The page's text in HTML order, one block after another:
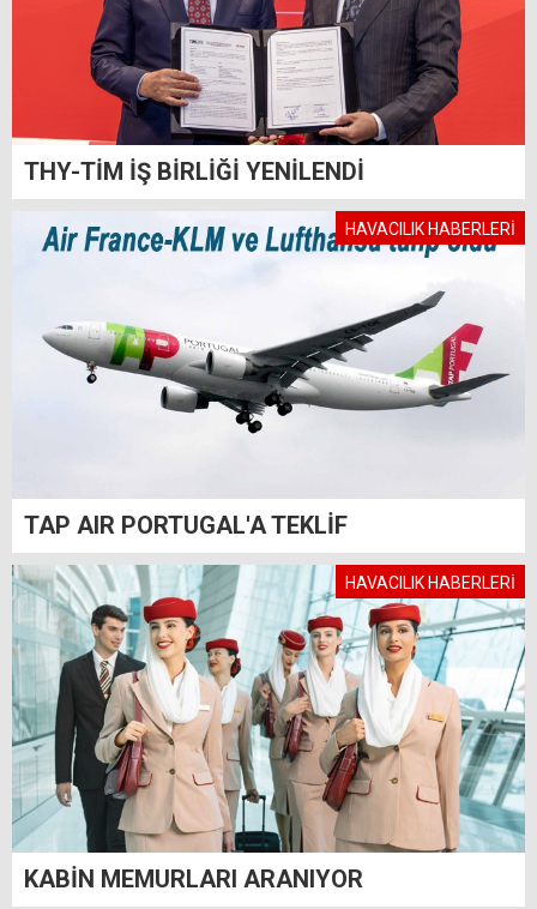
THY-TİM İŞ BİRLİĞİ YENİLENDİ
HAVACILIK HABERLERİ
TAP AIR PORTUGAL'A TEKLİF
HAVACILIK HABERLERİ
KABİN MEMURLARI ARANIYOR